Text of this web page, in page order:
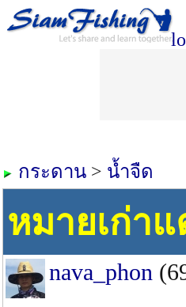
กระดาน > น้ำจืด
หมายเก่า
nava_phon